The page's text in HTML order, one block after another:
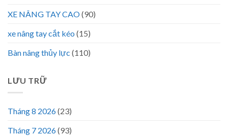
XE NÂNG TAY CAO(90)
xe nâng tay cắt kéo (15)
Bàn nâng thủy lực (110)
LƯU TRỮ
Tháng 8 2026(23)
Tháng 7 2026(93)